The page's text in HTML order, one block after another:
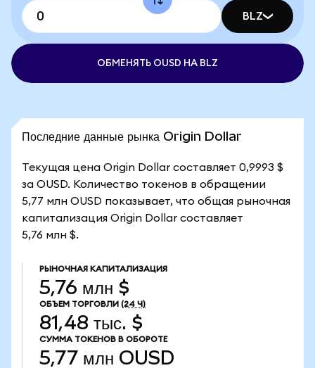
BLZ
ОБМЕНЯТЬ OUSD НА BLZ
Последние данные рынка Origin Dollar
Текущая цена Origin Dollar составляет 0,9993 $
за OUSD. Количество токенов в обращении
5,77 млн OUSD показывает, что общая рыночная
капитализация Origin Dollar составляет
5,76 млн $.
РЫНОЧНАЯ КАПИТАЛИЗАЦИЯ
5,76 млн $
ОБЪЕМ ТОРГОВЛИ (24 Ч)
81,48 тыс. $
СУММА ТОКЕНОВ В ОБОРОТЕ
5,77 млн OUSD